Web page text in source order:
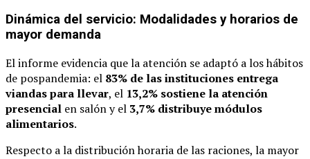
Dinámica del servicio: Modalidades y horarios de
mayor demanda
El informe evidencia que la atención se adaptó a los hábitos
de pospandemia: el 83% de las instituciones entrega
viandas para llevar, el 13,2% sostiene la atención
presencial en salón y el 3,7% distribuye módulos
alimentarios.
Respecto a la distribución horaria de las raciones, la mayor